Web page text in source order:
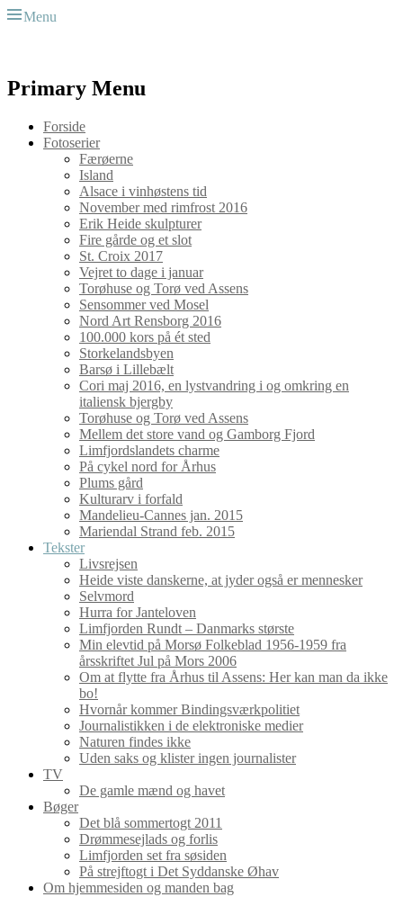
Menu
Primary Menu
Skip
Forside
Fotoserier
Færøerne
Island
Alsace i vinhøstens tid
November med rimfrost 2016
Erik Heide skulpturer
Fire gårde og et slot
St. Croix 2017
Vejret to dage i januar
Torøhuse og Torø ved Assens
Sensommer ved Mosel
Nord Art Rensborg 2016
100.000 kors på ét sted
Storkelandsbyen
Barsø i Lillebælt
Cori maj 2016, en lystvandring i og omkring en
italiensk bjergby
Torøhuse og Torø ved Assens
Mellem det store vand og Gamborg Fjord
Limfjordslandets charme
På cykel nord for Århus
Plums gård
Kulturarv i forfald
Mandelieu-Cannes jan. 2015
Mariendal Strand feb. 2015
Tekster
Livsrejsen
Heide viste danskerne, at jyder også er mennesker
Selvmord
Hurra for Janteloven
Limfjorden Rundt – Danmarks største
Min elevtid på Morsø Folkeblad 1956-1959 fra
årsskriftet Jul på Mors 2006
Om at flytte fra Århus til Assens: Her kan man da ikke
bo!
Hvornår kommer Bindingsværkpolitiet
Journalistikken i de elektroniske medier
Naturen findes ikke
Uden saks og klister ingen journalister
TV
De gamle mænd og havet
Bøger
Det blå sommertogt 2011
Drømmesejlads og forlis
Limfjorden set fra søsiden
På strejftogt i Det Syddanske Øhav
Om hjemmesiden og manden bag